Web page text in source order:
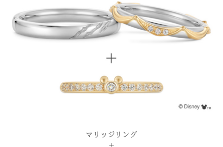
マリッジリング